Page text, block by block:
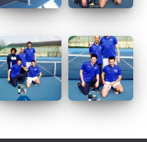
I
O
N